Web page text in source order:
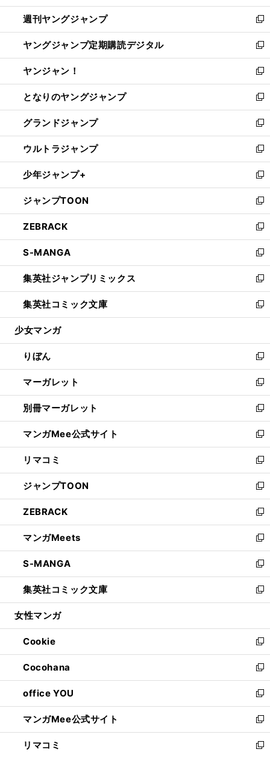
開
く
ウ
で
開
く
ン
ド
ウ
で
開
く
ウ
ィ
ン
ド
ウ
で
開
く
週刊ヤングジャンプ
新
し
い
ウ
ィ
ン
ド
ウ
で
開
く
ヤングジャンプ定期購読デジタル
新
し
い
ウ
ィ
ン
ド
ウ
で
開
く
ヤンジャン！
新
し
い
ウ
ィ
ン
ド
ウ
で
開
く
となりのヤングジャンプ
新
し
い
ウ
ィ
ン
ド
ウ
で
開
く
グランドジャンプ
新
し
い
ウ
ィ
ン
ド
ウ
で
開
く
ウルトラジャンプ
新
し
い
ウ
ィ
ン
ド
ウ
で
開
く
少年ジャンプ+
新
し
い
ウ
ィ
ン
ド
ウ
で
開
く
ジャンプTOON
新
し
い
ウ
ィ
ン
ド
ウ
で
開
ZEBRACK
新
し
い
ウ
ィ
ン
ド
ウ
開
く
S-MANGA
新
し
い
ウ
ィ
ン
ウ
で
開
く
集英社ジャンプリミックス
新
し
い
ウ
ン
ド
ウ
で
開
く
集英社コミック文庫
新
し
ウ
ィ
ン
ド
ウ
で
開
く
少女マンガ
りぼん
新
し
い
ウ
ィ
ン
ド
ウ
で
開
く
マーガレット
新
し
い
ウ
ィ
ン
ド
ウ
で
開
く
別冊マーガレット
新
し
い
ウ
ィ
ン
ド
ウ
で
開
く
マンガMee公式サイト
新
し
い
ウ
ィ
ン
ド
ウ
で
開
く
リマコミ
新
し
い
ウ
ィ
ン
ド
ウ
で
開
く
ジャンプTOON
新
し
い
ウ
ィ
ン
ド
ウ
で
開
ZEBRACK
新
し
い
ウ
ィ
ン
ド
ウ
開
く
マンガMeets
新
し
い
ウ
ィ
ン
ウ
で
開
く
S-MANGA
新
し
い
ウ
ン
ド
ウ
で
開
く
集英社コミック文庫
新
し
ウ
ィ
ン
ド
ウ
で
開
く
女性マンガ
Cookie
新
し
い
ウ
ィ
ン
ド
ウ
で
Cocohana
新
し
い
ウ
ィ
ン
ド
office YOU
新
し
い
ウ
ィ
マンガMee公式サイト
新
し
い
リマコミ
新